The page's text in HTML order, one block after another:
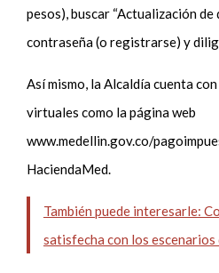
pesos), buscar “Actualización
contraseña (o registrarse) y
Así mismo, la Alcaldía cuenta
virtuales como la página web
www.medellin.gov.co/
HaciendaMed.
También puede interesarle:
satisfecha con los